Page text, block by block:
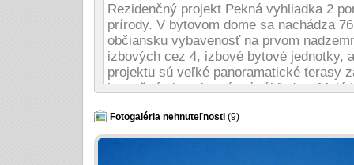
Rezidenčný projekt Pekná vyhliadka 2
prírody. V bytovom dome sa nachádza
občiansku vybavenosť na prvom
izbových cez 4, izbové bytové jednotky,
projektu sú veľké panoramatické terasy
je možné si vychutnávať výhľad na
Záhradné mesto, ktorá ponúka
- občianska vybavenosť na mieste
Fotogaléria nehnuteľnosti (9)